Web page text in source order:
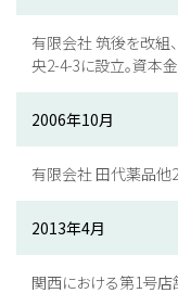
有限会社 筑後を改組
央2-4-3に設立。資本金
2006年10月
有限会社 田代薬品他
2013年4月
関西における第1号店